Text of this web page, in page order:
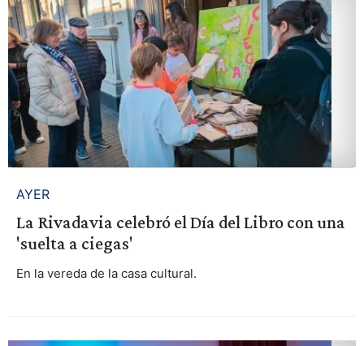
AYER
La Rivadavia celebró el Día del Libro con una
'suelta a ciegas'
En la vereda de la casa cultural.